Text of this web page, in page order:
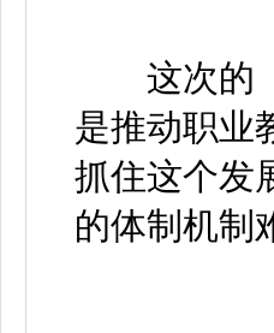
这次的《
是推动职业
抓住这个发
的体制机制